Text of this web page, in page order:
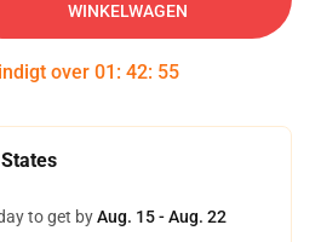
WINKELWAGEN
over 01 : 42: 55
to get byAug. 15 - Aug. 22